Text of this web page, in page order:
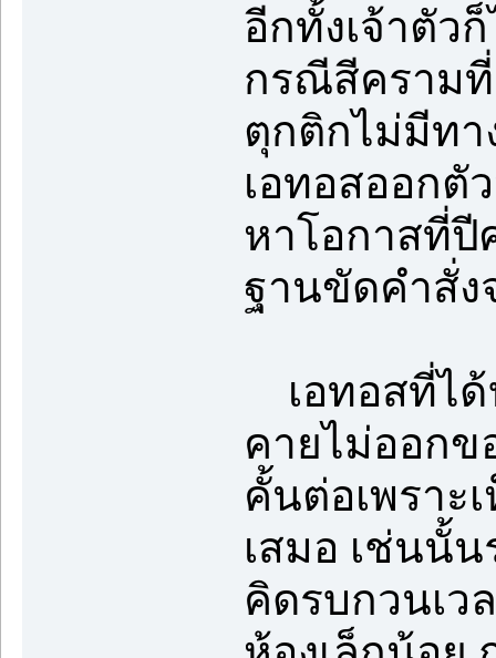
อีกทั้งเจ้าตัว
กรณีสีครามที่
ตุกติกไม่มีทา
เอทอสออกตั
หาโอกาสที่ปี
ฐานขัดคำสั่ง
เอทอสที่ได้
คายไม่ออก
คั้นต่อเพราะ
เสมอ เช่นนั้
คิดรบกวนเว